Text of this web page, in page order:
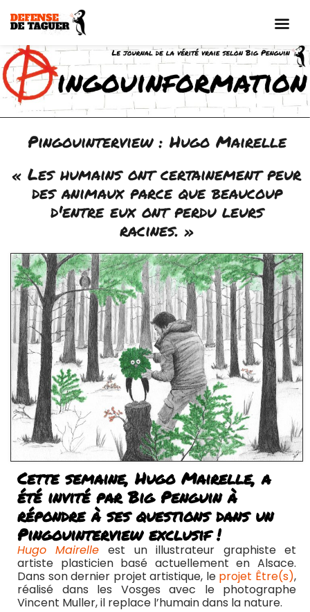
au
contenu
Pingouinterview : Hugo Mairelle
« Les humains ont certainement peur
des animaux parce que beaucoup
d'entre eux ont perdu leurs
racines. »
Cette semaine, Hugo Mairelle, a
été invité par Big Penguin à
répondre à ses questions dans un
Pingouinterview exclusif !
Hugo Mairelle est un illustrateur graphiste et
artiste plasticien basé actuellement en Alsace.
Dans son dernier projet artistique, le projet Être(s),
réalisé dans les Vosges avec le photographe
Vincent Muller, il replace l’humain dans la nature.